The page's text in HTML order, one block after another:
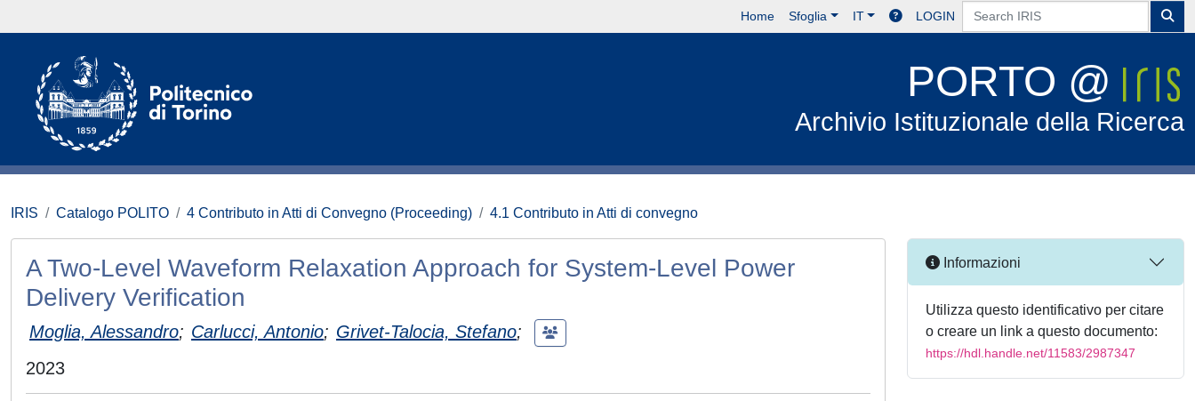
Home Sfoglia IT LOGIN
PORTO @
Archivio Istituzionale della Ricerca
IRIS Catalogo POLITO 4 Contributo in Atti di Convegno (Proceeding) 4.1 Contributo in Atti di convegno
A Two-Level Waveform Relaxation Approach for System-Level Power
Delivery Verification
Moglia, Alessandro; Carlucci, Antonio; Grivet-Talocia, Stefano;
2023
Informazioni
Utilizza questo identificativo per citare
o creare un link a questo documento:
https://hdl.handle.net/11583/2987347